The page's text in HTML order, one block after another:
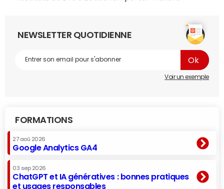
NEWSLETTER QUOTIDIENNE
Voir un exemple
FORMATIONS
27 aoû 2026
Google Analytics GA4
03 sep 2026
ChatGPT et IA génératives : bonnes pratiques
et usages responsables